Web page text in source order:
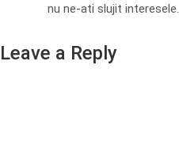
nu ne-ati slujit interesele.
Leave a Reply